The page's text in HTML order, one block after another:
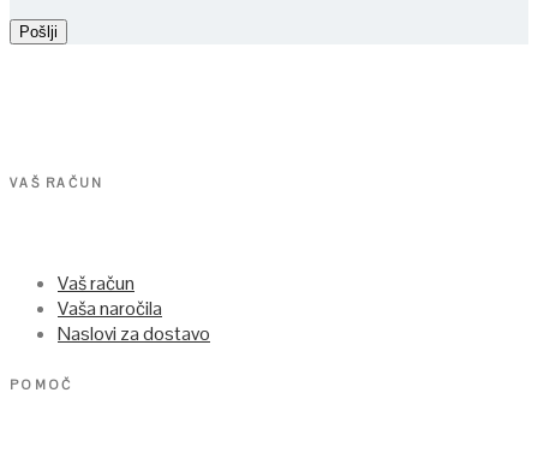
VAŠ RAČUN
Vaš račun
Vaša naročila
Naslovi za dostavo
POMOČ